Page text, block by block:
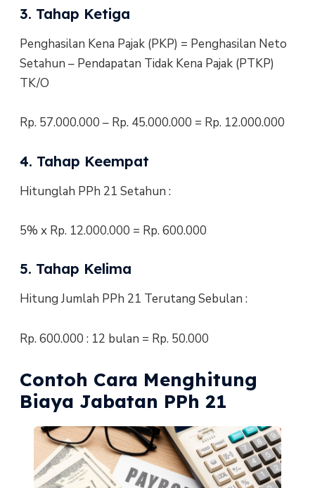
3. Tahap Ketiga
Penghasilan Kena Pajak (PKP) = Penghasilan Neto
Setahun – Pendapatan Tidak Kena Pajak (PTKP)
TK/O
Rp. 57.000.000 – Rp. 45.000.000 = Rp. 12.000.000
4. Tahap Keempat
Hitunglah PPh 21 Setahun :
5% x Rp. 12.000.000 = Rp. 600.000
5. Tahap Kelima
Hitung Jumlah PPh 21 Terutang Sebulan :
Rp. 600.000 : 12 bulan = Rp. 50.000
Contoh Cara Menghitung
Biaya Jabatan PPh 21